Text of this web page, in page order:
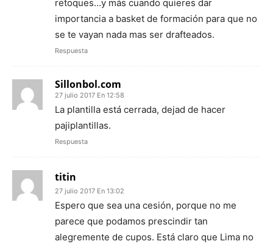
retoques…y más cuando quieres dar
importancia a basket de formación para que no
se te vayan nada mas ser drafteados.
Respuesta
Sillonbol.com
27 julio 2017 En 12:58
La plantilla está cerrada, dejad de hacer
pajiplantillas.
Respuesta
titin
27 julio 2017 En 13:02
Espero que sea una cesión, porque no me
parece que podamos prescindir tan
alegremente de cupos. Está claro que Lima no